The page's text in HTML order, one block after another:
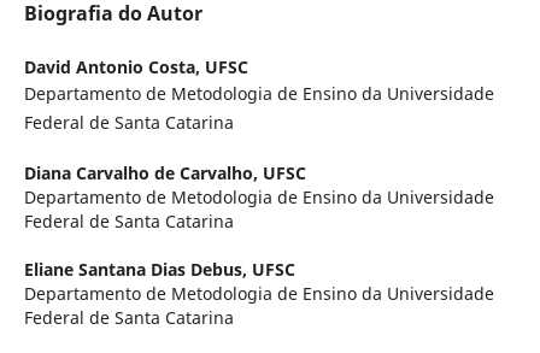
Biografia do Autor
David Antonio Costa, UFSC
Departamento de Metodologia de Ensino da Universidade
Federal de Santa Catarina
Diana Carvalho de Carvalho, UFSC
Departamento de Metodologia de Ensino da Universidade
Federal de Santa Catarina
Eliane Santana Dias Debus, UFSC
Departamento de Metodologia de Ensino da Universidade
Federal de Santa Catarina